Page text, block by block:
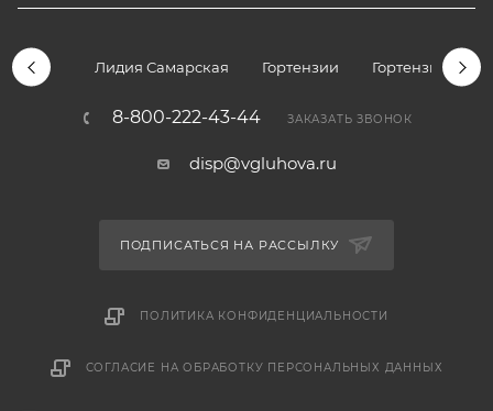
Лидия Самарская Гортензии Гортензии
8-800-222-43-44 ЗАКАЗАТЬ ЗВОНОК
disp@vgluhova.ru
ПОДПИСАТЬСЯ НА РАССЫЛКУ
ПОЛИТИКА КОНФИДЕНЦИАЛЬНОСТИ
СОГЛАСИЕ НА ОБРАБОТКУ ПЕРСОНАЛЬНЫХ ДАННЫХ